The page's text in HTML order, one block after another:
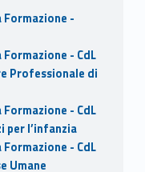
-
- CdL
Professionale di
- CdL
per l’infanzia
- CdL
Umane